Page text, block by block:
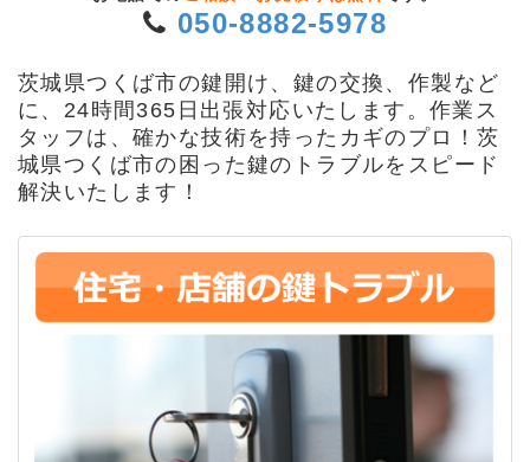
050-8882-5978
茨城県つくば市の鍵開け、鍵の交換、作製など
に、24時間365日出張対応いたします。作業ス
タッフは、確かな技術を持ったカギのプロ！茨
城県つくば市の困った鍵のトラブルをスピード
解決いたします！